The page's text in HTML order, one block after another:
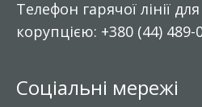
Телефон гарячої лінії
корупцією: +380 (44) 489-
Соціальні мережі